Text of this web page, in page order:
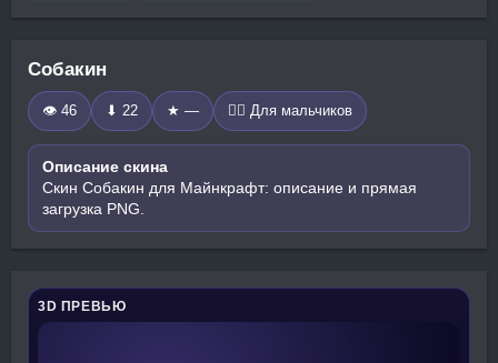
Собакин
👁 46 ⬇ 22 ★ — 🧍‍♂️ Для мальчиков
Описание скина
Скин Собакин для Майнкрафт: описание и прямая
загрузка PNG.
3D ПРЕВЬЮ